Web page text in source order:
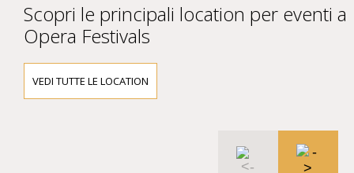
Scopri le principali location per eventi a
Opera Festivals
VEDI TUTTE LE LOCATION